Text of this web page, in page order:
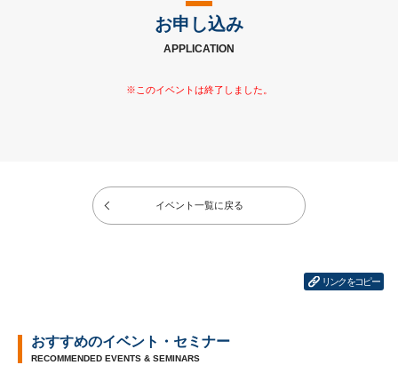
お申し込み
APPLICATION
イベント一覧に戻る
リンクをコピー
おすすめのイベント・セミナー
RECOMMENDED EVENTS & SEMINARS